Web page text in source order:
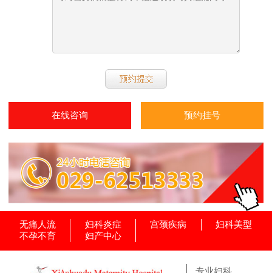
在线咨询 预约挂号
无痛人流 妇科炎症 宫颈疾病
妇科美型
不孕不育
妇产中心